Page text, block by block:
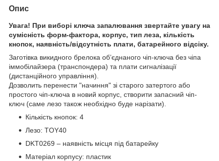
Опис
Увага! При виборі ключа запалювання звертайте увагу на
сумісність форм-фактора, корпус, тип леза, кількість
кнопок, наявність/відсутність плати, батарейного відсіку.
Заготівка викидного брелока об’єднаного чіп-ключа без чіпа
іммобілайзера (транспондера) та плати сигналізації
(дистанційного управління).
Дозволить перенести "начиння" зі старого затертого або
простого чіп-ключа в новий корпус, створити запасний чіп-
ключ (саме лезо також необхідно буде нарізати).
Кількість кнопок: 4
Лезо: TOY40
DKT0269 – наявність місця під батарейку
Матеріал корпусу: пластик